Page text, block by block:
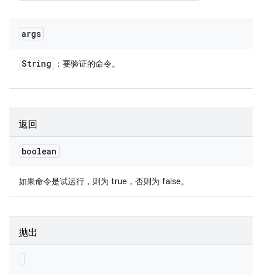
args
String ：要验证的命令。
返回
boolean
如果命令是试运行，则为 true，否则为 false。
抛出